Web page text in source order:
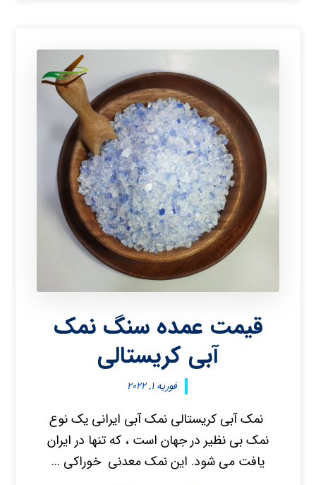
قیمت عمده سنگ نمک
آبی کریستالی
فوریه ۱, ۲۰۲۲
نمک آبی کریستالی نمک آبی ایرانی یک نوع
نمک بی نظیر در جهان است ، که تنها در ایران
یافت می شود. این نمک معدنی خوراکی ...